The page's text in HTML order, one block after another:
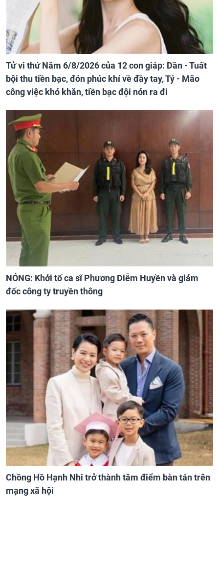
Tử vi thứ Năm 6/8/2026 của 12 con giáp: Dần - Tuất
bội thu tiền bạc, đón phúc khí về đầy tay, Tý - Mão
công việc khó khăn, tiền bạc đội nón ra đi
NÓNG: Khởi tố ca sĩ Phương Diễm Huyền và giám
đốc công ty truyền thông
Chồng Hồ Hạnh Nhi trở thành tâm điểm bàn tán trên
mạng xã hội